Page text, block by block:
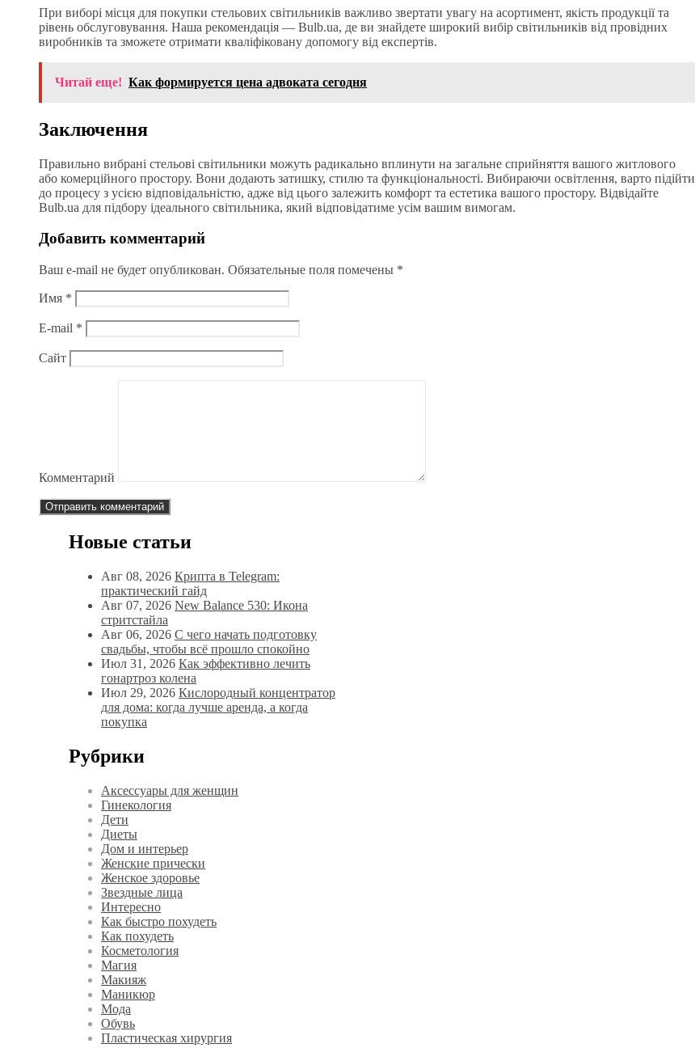
При виборі місця для покупки стельових світильників важливо звертати увагу на асортимент, якість продукції та
рівень обслуговування. Наша рекомендація — Bulb.ua, де ви знайдете широкий вибір світильників від провідних
виробників та зможете отримати кваліфіковану допомогу від експертів.
Читай еще! Как формируется цена адвоката сегодня
Заключення
Правильно вибрані стельові світильники можуть радикально вплинути на загальне сприйняття вашого житлового
або комерційного простору. Вони додають затишку, стилю та функціональності. Вибираючи освітлення, варто підійти
до процесу з усією відповідальністю, адже від цього залежить комфорт та естетика вашого простору. Відвідайте
Bulb.ua для підбору ідеального світильника, який відповідатиме усім вашим вимогам.
Добавить комментарий
Ваш e-mail не будет опубликован. Обязательные поля помечены *
Имя *
E-mail *
Сайт
Комментарий
Новые статьи
Авг 08, 2026 Крипта в Telegram:
практический гайд
Авг 07, 2026 New Balance 530: Икона
стритстайла
Авг 06, 2026 С чего начать подготовку
свадьбы, чтобы всё прошло спокойно
Июл 31, 2026 Как эффективно лечить
гонартроз колена
Июл 29, 2026 Кислородный концентратор
для дома: когда лучше аренда, а когда
покупка
Рубрики
Аксессуары для женщин
Гинекология
Дети
Диеты
Дом и интерьер
Женские прически
Женское здоровье
Звездные лица
Интересно
Как быстро похудеть
Как похудеть
Косметология
Магия
Макияж
Маникюр
Мода
Обувь
Пластическая хирургия